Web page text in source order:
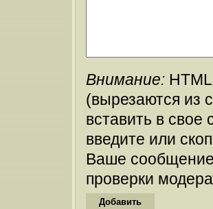
Внимание:
(вырезаются из
вставить в
введите или
Ваше
проверки